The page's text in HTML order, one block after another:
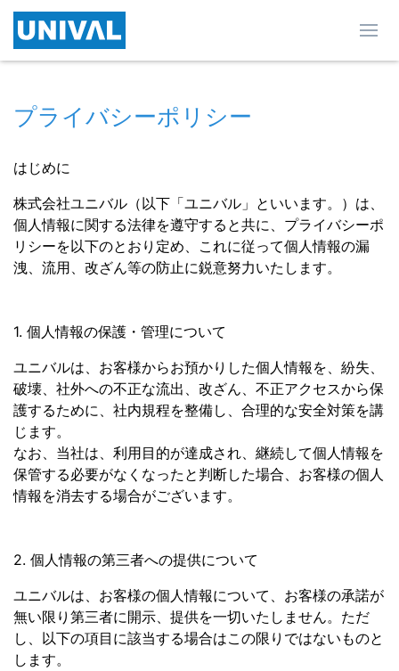
プライバシーポリシー
はじめに
株式会社ユニバル（以下「ユニバル」といいます。）は、
個人情報に関する法律を遵守すると共に、プライバシーポ
リシーを以下のとおり定め、これに従って個人情報の漏
洩、流用、改ざん等の防止に鋭意努力いたします。
1. 個人情報の保護・管理について
ユニバルは、お客様からお預かりした個人情報を、紛失、
破壊、社外への不正な流出、改ざん、不正アクセスから保
護するために、社内規程を整備し、合理的な安全対策を講
じます。
なお、当社は、利用目的が達成され、継続して個人情報を
保管する必要がなくなったと判断した場合、お客様の個人
情報を消去する場合がございます。
2. 個人情報の第三者への提供について
ユニバルは、お客様の個人情報について、お客様の承諾が
無い限り第三者に開示、提供を一切いたしません。ただ
し、以下の項目に該当する場合はこの限りではないものと
します。